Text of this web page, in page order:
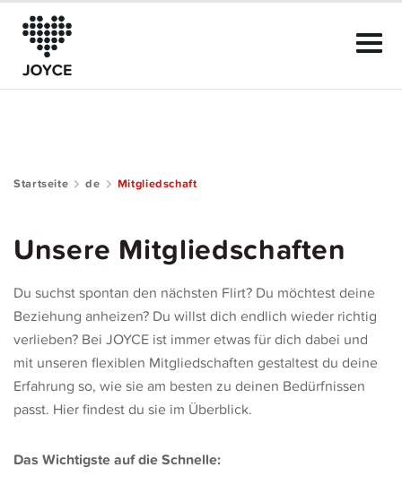
Startseite de Mitgliedschaft
Unsere Mitgliedschaften
Du suchst spontan den nächsten Flirt? Du möchtest deine
Beziehung anheizen? Du willst dich endlich wieder richtig
verlieben? Bei JOYCE ist immer etwas für dich dabei und
mit unseren flexiblen Mitgliedschaften gestaltest du deine
Erfahrung so, wie sie am besten zu deinen Bedürfnissen
passt. Hier findest du sie im Überblick.
Das Wichtigste auf die Schnelle:
Der Club
Community Guide
Mitgliedschaft
Hilfe